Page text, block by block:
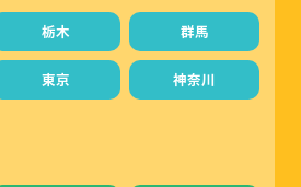
栃木 群馬
東京 神奈川